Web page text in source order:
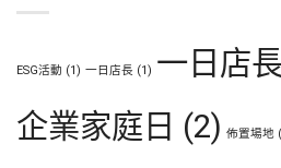
ESG活動 (1) 一日店長 (1) 一日店
企業家庭日 (2) 佈置場地